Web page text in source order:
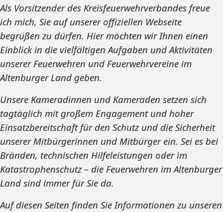
Als Vorsitzender des Kreisfeuerwehrverbandes freue
ich mich, Sie auf unserer offiziellen Webseite
begrüßen zu dürfen. Hier möchten wir Ihnen einen
Einblick in die vielfältigen Aufgaben und Aktivitäten
unserer Feuerwehren und Feuerwehrvereine im
Altenburger Land geben.
Unsere Kameradinnen und Kameraden setzen sich
tagtäglich mit großem Engagement und hoher
Einsatzbereitschaft für den Schutz und die Sicherheit
unserer Mitbürgerinnen und Mitbürger ein. Sei es bei
Bränden, technischen Hilfeleistungen oder im
Katastrophenschutz – die Feuerwehren im Altenburger
Land sind immer für Sie da.
Auf diesen Seiten finden Sie Informationen zu unseren